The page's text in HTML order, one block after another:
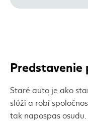
Predstavenie
Staré auto je ako
slúži a robí
tak napospas